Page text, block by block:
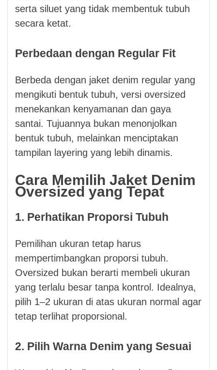
serta siluet yang tidak membentuk tubuh
secara ketat.
Perbedaan dengan Regular Fit
Berbeda dengan jaket denim regular yang
mengikuti bentuk tubuh, versi oversized
menekankan kenyamanan dan gaya
santai. Tujuannya bukan menonjolkan
bentuk tubuh, melainkan menciptakan
tampilan layering yang lebih dinamis.
Cara Memilih Jaket Denim
Oversized yang Tepat
1. Perhatikan Proporsi Tubuh
Pemilihan ukuran tetap harus
mempertimbangkan proporsi tubuh.
Oversized bukan berarti membeli ukuran
yang terlalu besar tanpa kontrol. Idealnya,
pilih 1–2 ukuran di atas ukuran normal agar
tetap terlihat proporsional.
2. Pilih Warna Denim yang Sesuai